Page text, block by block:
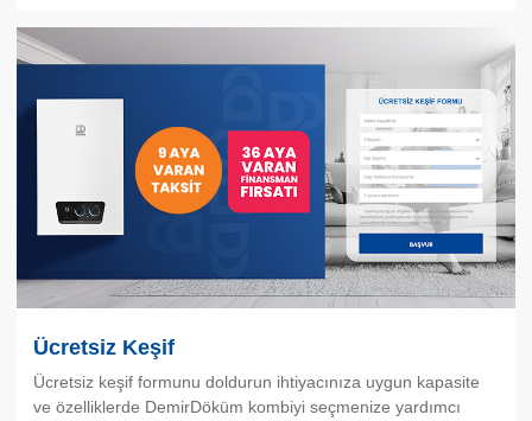
Ücretsiz Keşif
Ücretsiz keşif formunu doldurun ihtiyacınıza uygun kapasite
ve özelliklerde DemirDöküm kombiyi seçmenize yardımcı